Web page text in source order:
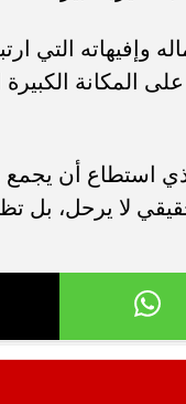
وإفيهاته التي
المكانة
أن يجمع
لا يرحل،